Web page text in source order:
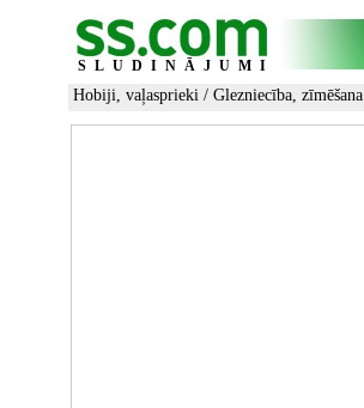
SLUDINĀJUMI
Hobiji, vaļasprieki / Glezniecība, zīmēšana